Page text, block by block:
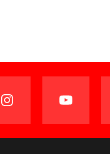
edebilir veya